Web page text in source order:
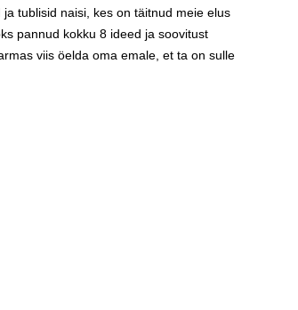
tublisid naisi, kes on täitnud meie elus
pannud kokku 8 ideed ja soovitust
viis öelda oma emale, et ta on sulle